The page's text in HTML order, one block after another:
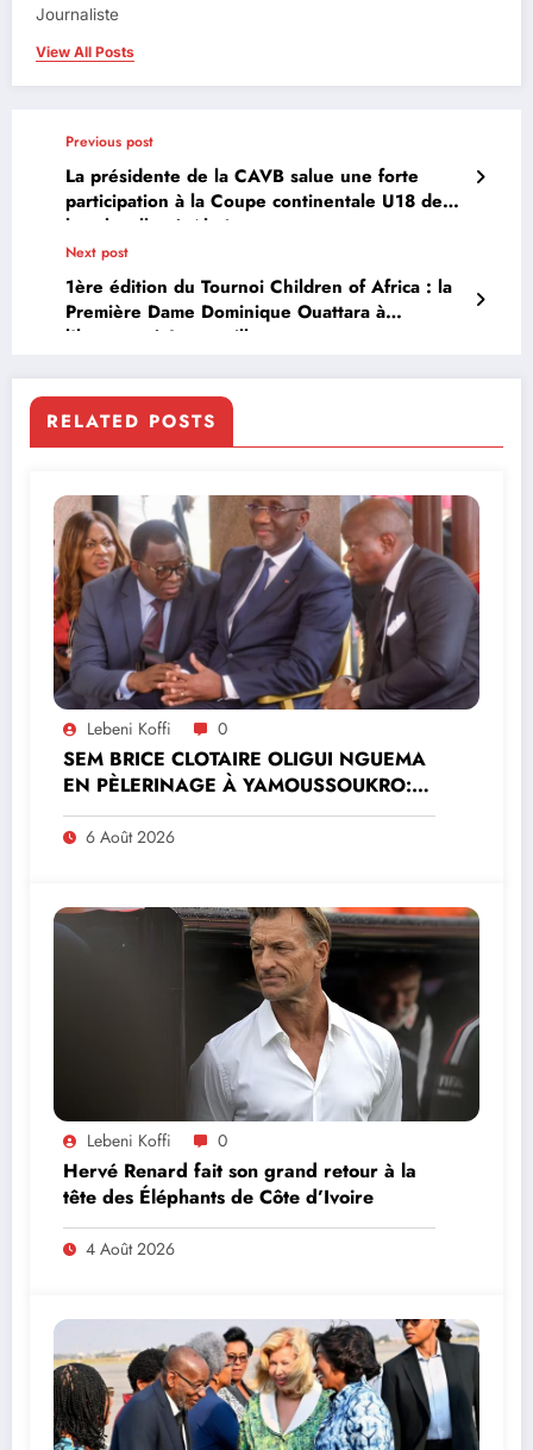
Journaliste
View All Posts
Previous post
La présidente de la CAVB salue une forte
participation à la Coupe continentale U18 de
beach-volley à Abuja
Next post
1ère édition du Tournoi Children of Africa : la
Première Dame Dominique Ouattara à
l’honneur à Jacqueville
RELATED POSTS
Lebeni Koffi 0
SEM BRICE CLOTAIRE OLIGUI NGUEMA
EN PÈLERINAGE À YAMOUSSOUKRO:LE
MINISTRE PAULIN CLAUDE DANHO
PREND PART À LA CÉRÉMONIE
6 Août 2026
Lebeni Koffi 0
Hervé Renard fait son grand retour à la
tête des Éléphants de Côte d’Ivoire
4 Août 2026